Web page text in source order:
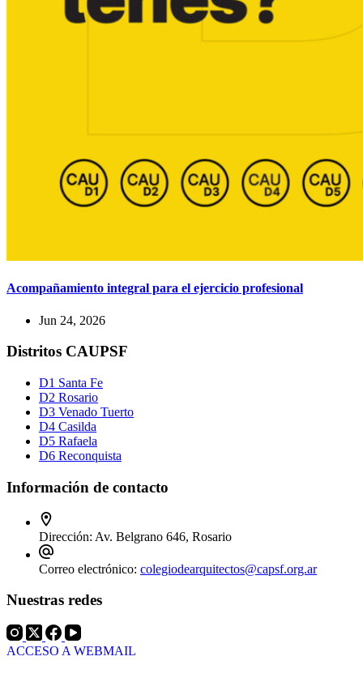
Acompañamiento integral para el ejercicio profesional
Jun 24, 2026
Distritos CAUPSF
D1 Santa Fe
D2 Rosario
D3 Venado Tuerto
D4 Casilda
D5 Rafaela
D6 Reconquista
Información de contacto
Dirección: Av. Belgrano 646, Rosario
Correo electrónico: colegiodearquitectos@capsf.org.ar
Nuestras redes
ACCESO A WEBMAIL